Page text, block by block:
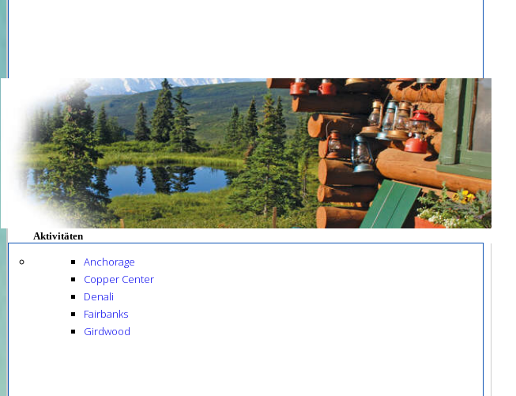
Aktivitäten
Anchorage
Copper Center
Denali
Fairbanks
Girdwood